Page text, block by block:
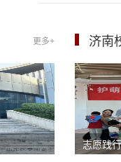
更多+ 济南
志愿践